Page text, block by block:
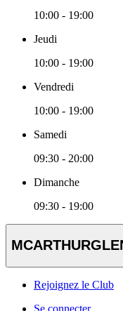
10:00 - 19:00
Jeudi
10:00 - 19:00
Vendredi
10:00 - 19:00
Samedi
09:30 - 20:00
Dimanche
09:30 - 19:00
Rejoignez le Club
Se connecter